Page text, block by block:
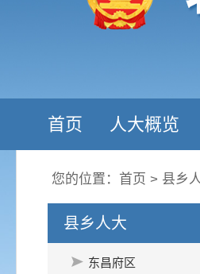
首页 人大概览
您的位置： 首页 > 县乡
县乡人大
东昌府区